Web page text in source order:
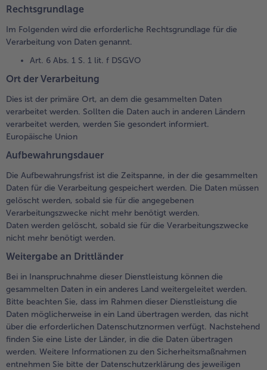
Rechtsgrundlage
Im Folgenden wird die erforderliche Rechtsgrundlage für die
Verarbeitung von Daten genannt.
Art. 6 Abs. 1 S. 1 lit. f DSGVO
Ort der Verarbeitung
Dies ist der primäre Ort, an dem die gesammelten Daten
verarbeitet werden. Sollten die Daten auch in anderen Ländern
verarbeitet werden, werden Sie gesondert informiert.
Europäische Union
Aufbewahrungsdauer
Die Aufbewahrungsfrist ist die Zeitspanne, in der die gesammelten
Daten für die Verarbeitung gespeichert werden. Die Daten müssen
gelöscht werden, sobald sie für die angegebenen
Verarbeitungszwecke nicht mehr benötigt werden.
Daten werden gelöscht, sobald sie für die Verarbeitungszwecke
nicht mehr benötigt werden.
Weitergabe an Drittländer
Bei in Inanspruchnahme dieser Dienstleistung können die
gesammelten Daten in ein anderes Land weitergeleitet werden.
Bitte beachten Sie, dass im Rahmen dieser Dienstleistung die
Daten möglicherweise in ein Land übertragen werden, das nicht
über die erforderlichen Datenschutznormen verfügt. Nachstehend
finden Sie eine Liste der Länder, in die die Daten übertragen
werden. Weitere Informationen zu den Sicherheitsmaßnahmen
entnehmen Sie bitte der Datenschutzerklärung des jeweiligen